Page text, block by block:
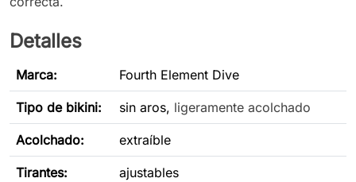
Detalles
Marca: Fourth Element Dive
Tipo de bikini: sin aros, ligeramente acolchado
Acolchado: extraíble
Tirantes: ajustables